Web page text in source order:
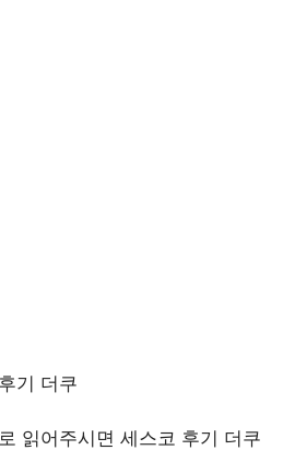
기 더쿠
읽어주시면 세스코 후기 더쿠